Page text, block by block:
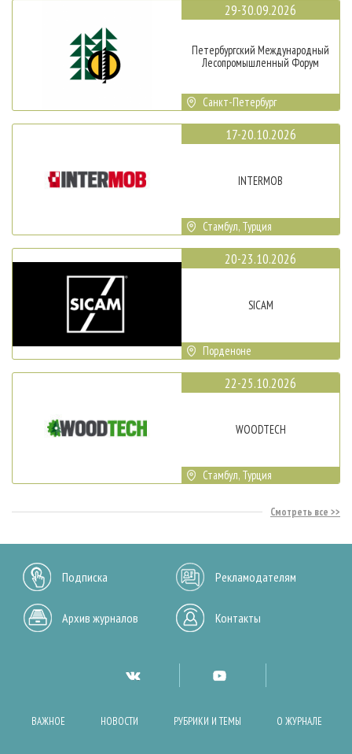
29-30.09.2026
Петербургский Международный
Лесопромышленный Форум
Санкт-Петербург
17-20.10.2026
INTERMOB
Стамбул, Турция
20-23.10.2026
SICAM
Порденоне
22-25.10.2026
WOODTECH
Стамбул, Турция
Смотреть все
Подписка Рекламодателям
Архив журналов Контакты
ВАЖНОЕ НОВОСТИ РУБРИКИ И ТЕМЫ О ЖУРНАЛЕ